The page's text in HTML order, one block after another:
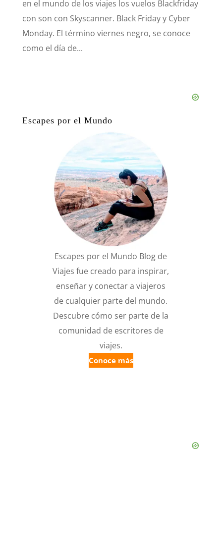
en el mundo de los viajes los vuelos Blackfriday
con son con Skyscanner. Black Friday y Cyber
Monday. El término viernes negro, se conoce
como el día de...
Escapes por el Mundo
Escapes por el Mundo Blog de
Viajes fue creado para inspirar,
enseñar y conectar a viajeros
de cualquier parte del mundo.
Descubre cómo ser parte de la
comunidad de escritores de
viajes.
Conoce más